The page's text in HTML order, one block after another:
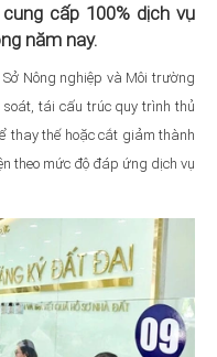
cấp 100% dịch vụ
năm nay.
Nông nghiệp và Môi trường
tái cấu trúc quy trình thủ
thay thế hoặc cắt giảm thành
theo mức độ đáp ứng dịch vụ